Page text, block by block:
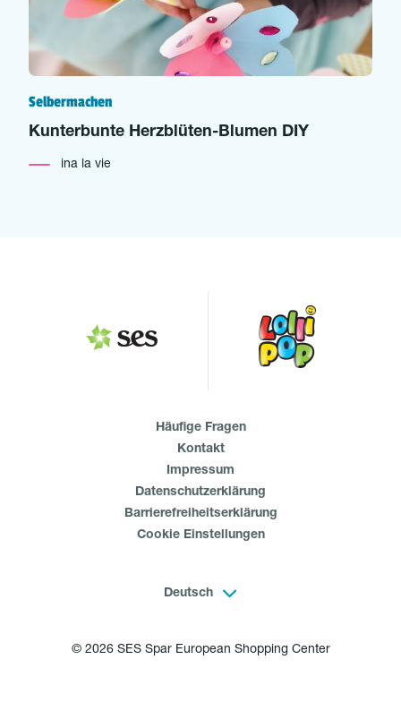
Selbermachen
Kunterbunte Herzblüten-Blumen DIY
ina la vie
Häufige Fragen
Kontakt
Impressum
Datenschutzerklärung
Barrierefreiheitserklärung
Cookie Einstellungen
Deutsch
© 2026 SES Spar European Shopping Center